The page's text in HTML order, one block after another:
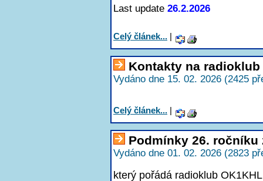
Last update 26.2.2026
Celý článek... |
Kontakty na radioklub
Vydáno dne 15. 02. 2026 (2425
Celý článek... |
Podmínky 26. ročníku
Vydáno dne 01. 02. 2026 (2823
který pořádá radioklub